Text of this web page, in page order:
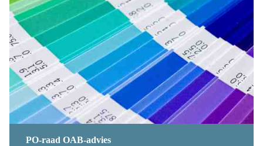
PO-raad OAB-advies